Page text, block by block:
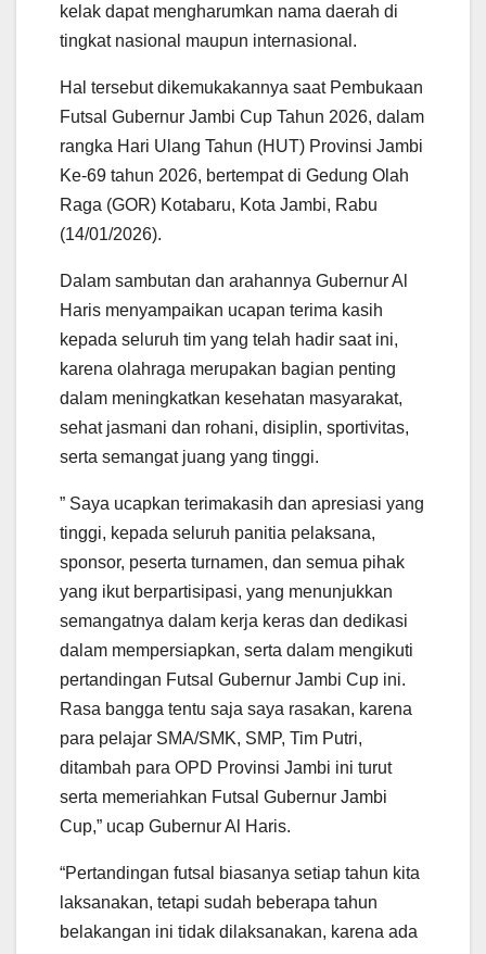
kelak dapat mengharumkan nama daerah di
tingkat nasional maupun internasional.
Hal tersebut dikemukakannya saat Pembukaan
Futsal Gubernur Jambi Cup Tahun 2026, dalam
rangka Hari Ulang Tahun (HUT) Provinsi Jambi
Ke-69 tahun 2026, bertempat di Gedung Olah
Raga (GOR) Kotabaru, Kota Jambi, Rabu
(14/01/2026).
Dalam sambutan dan arahannya Gubernur Al
Haris menyampaikan ucapan terima kasih
kepada seluruh tim yang telah hadir saat ini,
karena olahraga merupakan bagian penting
dalam meningkatkan kesehatan masyarakat,
sehat jasmani dan rohani, disiplin, sportivitas,
serta semangat juang yang tinggi.
” Saya ucapkan terimakasih dan apresiasi yang
tinggi, kepada seluruh panitia pelaksana,
sponsor, peserta turnamen, dan semua pihak
yang ikut berpartisipasi, yang menunjukkan
semangatnya dalam kerja keras dan dedikasi
dalam mempersiapkan, serta dalam mengikuti
pertandingan Futsal Gubernur Jambi Cup ini.
Rasa bangga tentu saja saya rasakan, karena
para pelajar SMA/SMK, SMP, Tim Putri,
ditambah para OPD Provinsi Jambi ini turut
serta memeriahkan Futsal Gubernur Jambi
Cup,” ucap Gubernur Al Haris.
“Pertandingan futsal biasanya setiap tahun kita
laksanakan, tetapi sudah beberapa tahun
belakangan ini tidak dilaksanakan, karena ada